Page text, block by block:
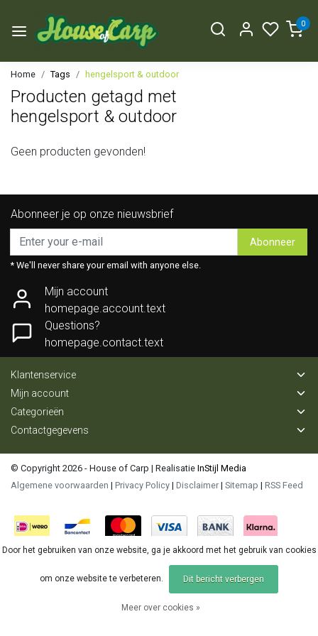
0
Home Tags hengelsport & outdoor
Producten getagd met
hengelsport & outdoor
Geen producten gevonden!
Abonneer je op onze nieuwsbrief
Abonneer
* We'll never share your email with anyone else.
Mijn account
homepage.account.text
Questions?
homepage.contact.text
Klantenservice
Mijn account
Categorieën
Contactgegevens
© Copyright 2026 - House of Carp | Realisatie InStijl Media
Algemene voorwaarden | Privacy Policy | Disclaimer | Sitemap | RSS Feed
Door het gebruiken van onze website, ga je akkoord met het gebruik van cookies
om onze website te verbeteren. Dit bericht verbergen
Meer over cookies »